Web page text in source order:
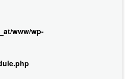
www/wp-